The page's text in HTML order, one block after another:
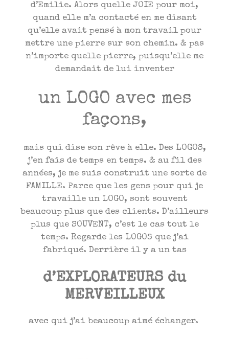
d’Emilie. Alors quelle JOIE pour moi,
quand elle m’a contacté en me disant
qu’elle avait pensé à mon travail pour
mettre une pierre sur son chemin. & pas
n’importe quelle pierre, puisqu’elle me
demandait de lui inventer
un LOGO avec mes
façons,
mais qui dise son rêve à elle. Des LOGOS,
j’en fais de temps en temps. & au fil des
années, je me suis construit une sorte de
FAMILLE. Parce que les gens pour qui je
travaille un LOGO, sont souvent
beaucoup plus que des clients. D’ailleurs
plus que SOUVENT, c’est le cas tout le
temps. Regarde les LOGOS que j’ai
fabriqué. Derrière il y a un tas
d’EXPLORATEURS du
MERVEILLEUX
avec qui j’ai beaucoup aimé échanger.